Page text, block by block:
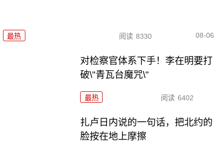
最热 阅读 8330 08-06
对检察官体系下手！李在明要打
破\"青瓦台魔咒\"
最热 阅读 6402
扎卢日内说的一句话，把北约的
脸按在地上摩擦